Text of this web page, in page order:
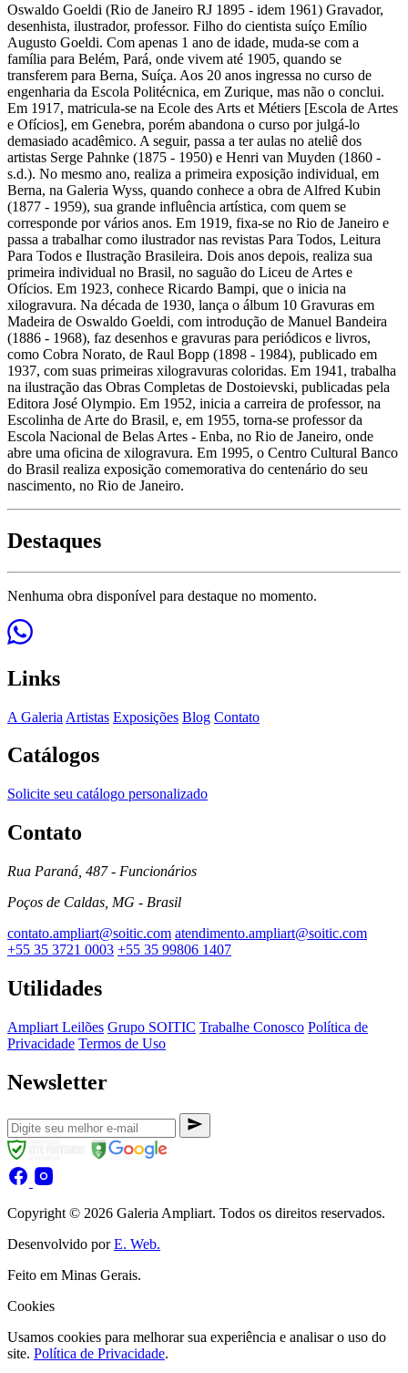
Oswaldo Goeldi (Rio de Janeiro RJ 1895 - idem 1961) Gravador,
desenhista, ilustrador, professor. Filho do cientista suíço Emílio
Augusto Goeldi. Com apenas 1 ano de idade, muda-se com a
família para Belém, Pará, onde vivem até 1905, quando se
transferem para Berna, Suíça. Aos 20 anos ingressa no curso de
engenharia da Escola Politécnica, em Zurique, mas não o conclui.
Em 1917, matricula-se na Ecole des Arts et Métiers [Escola de Artes
e Ofícios], em Genebra, porém abandona o curso por julgá-lo
demasiado acadêmico. A seguir, passa a ter aulas no ateliê dos
artistas Serge Pahnke (1875 - 1950) e Henri van Muyden (1860 -
s.d.). No mesmo ano, realiza a primeira exposição individual, em
Berna, na Galeria Wyss, quando conhece a obra de Alfred Kubin
(1877 - 1959), sua grande influência artística, com quem se
corresponde por vários anos. Em 1919, fixa-se no Rio de Janeiro e
passa a trabalhar como ilustrador nas revistas Para Todos, Leitura
Para Todos e Ilustração Brasileira. Dois anos depois, realiza sua
primeira individual no Brasil, no saguão do Liceu de Artes e
Ofícios. Em 1923, conhece Ricardo Bampi, que o inicia na
xilogravura. Na década de 1930, lança o álbum 10 Gravuras em
Madeira de Oswaldo Goeldi, com introdução de Manuel Bandeira
(1886 - 1968), faz desenhos e gravuras para periódicos e livros,
como Cobra Norato, de Raul Bopp (1898 - 1984), publicado em
1937, com suas primeiras xilogravuras coloridas. Em 1941, trabalha
na ilustração das Obras Completas de Dostoievski, publicadas pela
Editora José Olympio. Em 1952, inicia a carreira de professor, na
Escolinha de Arte do Brasil, e, em 1955, torna-se professor da
Escola Nacional de Belas Artes - Enba, no Rio de Janeiro, onde
abre uma oficina de xilogravura. Em 1995, o Centro Cultural Banco
do Brasil realiza exposição comemorativa do centenário do seu
nascimento, no Rio de Janeiro.
Destaques
Nenhuma obra disponível para destaque no momento.
Links
A Galeria Artistas Exposições Blog Contato
Catálogos
Solicite seu catálogo personalizado
Contato
Rua Paraná, 487 - Funcionários
Poços de Caldas, MG - Brasil
contato.ampliart@soitic.com atendimento.ampliart@soitic.com
+55 35 3721 0003 +55 35 99806 1407
Utilidades
Ampliart Leilões Grupo SOITIC Trabalhe Conosco Política de
Privacidade Termos de Uso
Newsletter
Copyright © 2026 Galeria Ampliart. Todos os direitos reservados.
Desenvolvido porE. Web.
Feito em Minas Gerais.
Cookies
Usamos cookies para melhorar sua experiência e analisar o uso do
site. Política de Privacidade.